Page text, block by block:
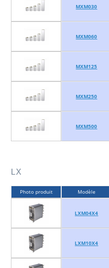
MXM030
MXM060
MXM125
MXM250
MXM500
LX
Photo produit Modèle
LXM04X4
LXM10X4